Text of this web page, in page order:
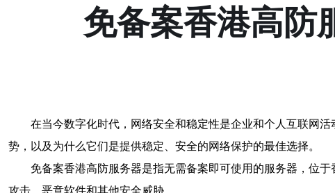
免备案香港高防
在当今数字化时代，网络安全和稳定性是企业和个人互联网
势，以及为什么它们是提供稳定、安全的网络保护的最佳选择。
免备案香港高防服务器是指无需备案即可使用的服务器，位
攻击、恶意软件和其他安全威胁。